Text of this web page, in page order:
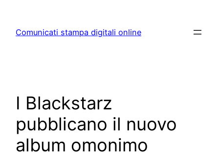
content
Comunicati stampa digitali online
I Blackstarz
pubblicano il nuovo
album omonimo